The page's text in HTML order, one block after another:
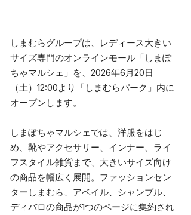
しまむらグループは、レディース大きい
サイズ専門のオンラインモール「しまぽ
ちゃマルシェ」を、2026年6月20日
（土）12:00より「しまむらパーク」内に
オープンします。
しまぽちゃマルシェでは、洋服をはじ
め、靴やアクセサリー、インナー、ライ
フスタイル雑貨まで、大きいサイズ向け
の商品を幅広く展開。ファッションセン
ターしまむら、アベイル、シャンブル、
ディバロの商品が1つのページに集約され